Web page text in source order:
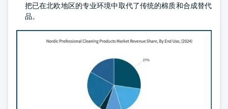
把已在北欧地区的专业环境中取代了传统的棉质和合成替代
品。